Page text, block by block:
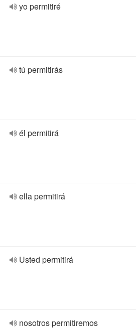
yo permitiré
tú permitirás
él permitirá
ella permitirá
Usted permitirá
nosotros permitiremos